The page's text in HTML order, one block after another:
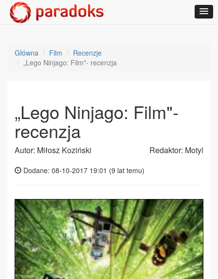
Główna Film
Recenzje
„Lego Ninjago: Film"- recenzja
„Lego Ninjago: Film"-
recenzja
Autor: Miłosz Koziński Redaktor: Motyl
Dodane: 08-10-2017 19:01 (9 lat temu)